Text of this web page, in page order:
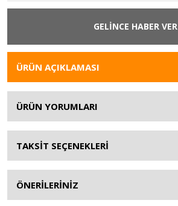
GELİNCE HABER VER
ÜRÜN AÇIKLAMASI
ÜRÜN YORUMLARI
TAKSİT SEÇENEKLERİ
ÖNERİLERİNİZ